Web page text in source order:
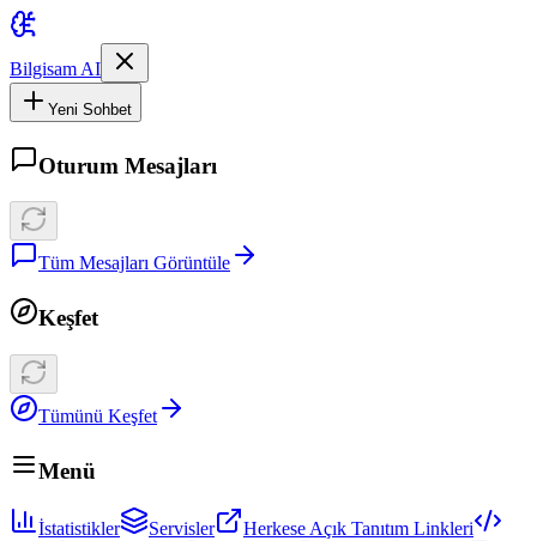
Bilgisam AI
Yeni Sohbet
Oturum Mesajları
Tüm Mesajları Görüntüle
Keşfet
Tümünü Keşfet
Menü
İstatistikler Servisler
Herkese Açık Tanıtım Linkleri